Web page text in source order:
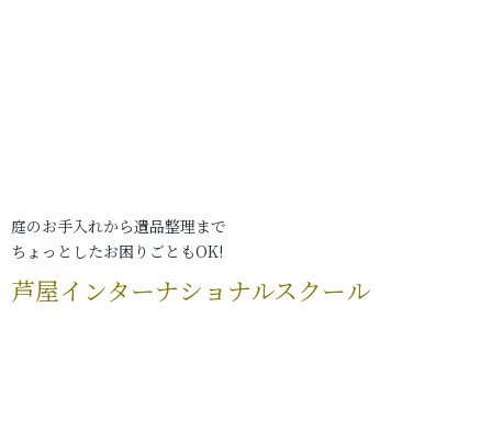
庭のお手入れから遺品整理まで
ちょっとしたお困りごともOK!
芦屋インターナショナルスクール